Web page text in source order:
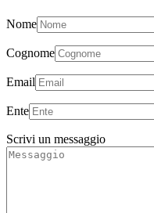
Nome
Cognome
Email
Ente
Scrivi un messaggio